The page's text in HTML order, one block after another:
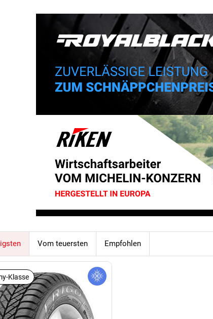
Vom teuersten Empfohlen
Klasse